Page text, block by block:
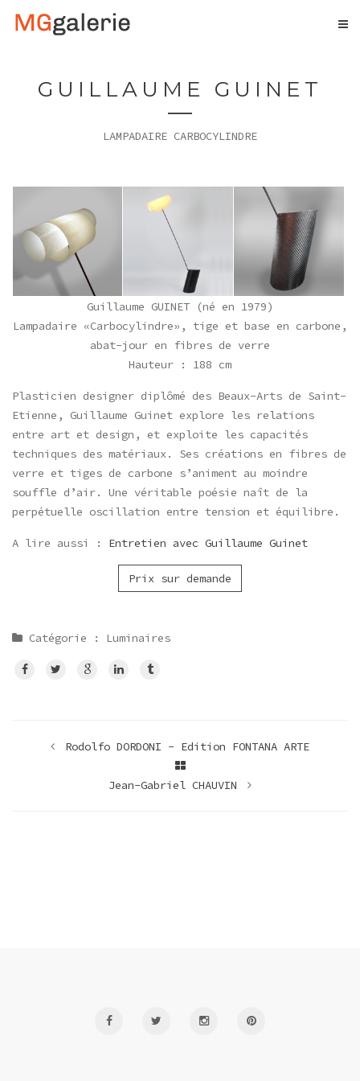
GUILLAUME GUINET
LAMPADAIRE CARBOCYLINDRE
Guillaume GUINET (né en 1979)
Lampadaire «Carbocylindre», tige et base en carbone,
abat-jour en fibres de verre
Hauteur : 188 cm
Plasticien designer diplômé des Beaux-Arts de Saint-
Etienne, Guillaume Guinet explore les relations
entre art et design, et exploite les capacités
techniques des matériaux. Ses créations en fibres de
verre et tiges de carbone s’animent au moindre
souffle d’air. Une véritable poésie naît de la
perpétuelle oscillation entre tension et équilibre.
A lire aussi : Entretien avec Guillaume Guinet
Prix sur demande
Catégorie : Luminaires
Rodolfo DORDONI - Edition FONTANA ARTE
Jean-Gabriel CHAUVIN